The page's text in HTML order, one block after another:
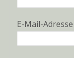
E-Mail-Adresse